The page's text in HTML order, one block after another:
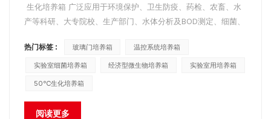
生化培养箱 广泛应用于环境保护、卫生防疫、药检、农畜、水
产等科研、大专院校、生产部门、水体分析及BOD测定、细菌、
面简单介绍一下生化培养箱的使用方法，具体如下： 1、打开
门，将需要搬运的物品放到架子上，关上门。 2、接通电源...
热门标签 : 玻璃门培养箱 温控系统培养箱
实验室细菌培养箱 经济型微生物培养箱 实验室用培养箱
50℃生化培养箱
阅读更多